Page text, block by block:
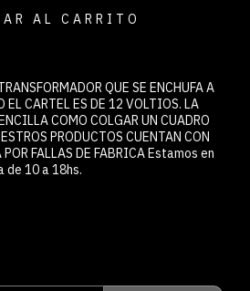
QUE SE ENCHUFA A
EL CARTEL ES DE 12 VOLTIOS. LA
COMO COLGAR UN CUADRO
PRODUCTOS CUENTAN CON
FALLAS DE FABRICA Estamos en
de 10 a 18hs.